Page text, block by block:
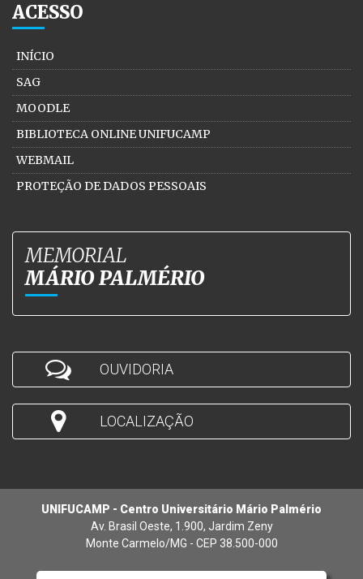
ACESSO
INÍCIO
SAG
MOODLE
BIBLIOTECA ONLINE UNIFUCAMP
WEBMAIL
PROTEÇÃO DE DADOS PESSOAIS
MEMORIAL
MÁRIO PALMÉRIO
OUVIDORIA
LOCALIZAÇÃO
UNIFUCAMP - Centro Universitário Mário Palmério
Av. Brasil Oeste, 1.900, Jardim Zeny
Monte Carmelo/MG - CEP 38.500-000